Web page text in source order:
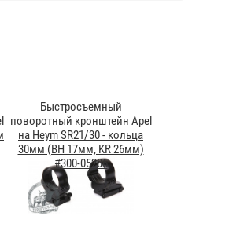
Быстросъемный
поворотный кронштейн Apel
на Heym SR21/30 - кольца
30мм (BH 17мм, KR 26мм)
#300-05206